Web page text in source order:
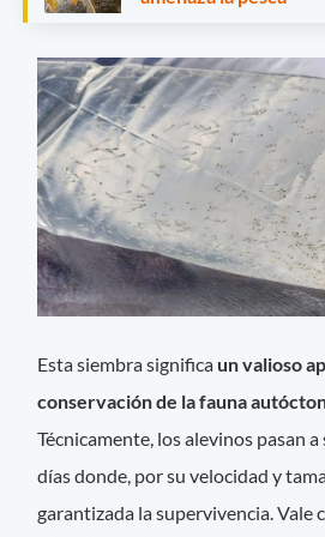
Esta siembra significa un valioso
conservación de la fauna
Técnicamente, los alevinos pasan
días donde, por su velocidad y
garantizada la supervivencia. Vale